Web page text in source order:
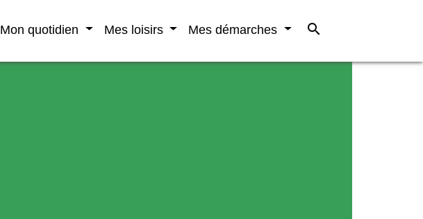
Mon quotidien Mes loisirs Mes démarches search